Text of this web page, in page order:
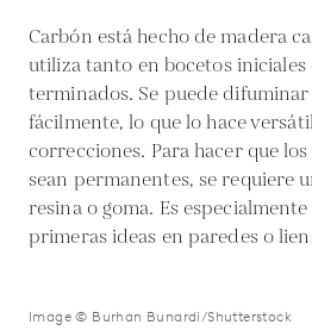
Carbón está hecho de madera
utiliza tanto en bocetos
terminados. Se puede
fácilmente, lo que lo hace
correcciones. Para hacer que
sean permanentes, se requiere
resina o goma. Es
primeras ideas en paredes o
Image © Burhan Bunardi/Shutterstock